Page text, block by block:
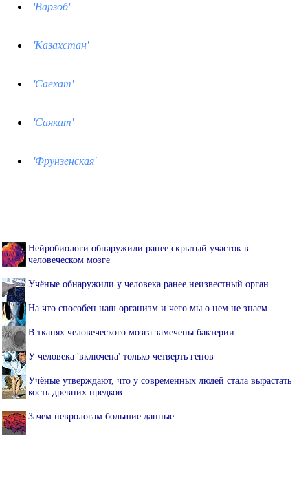
'Варзоб'
'Казахстан'
'Саехат'
'Саякат'
'Фрунзенская'
Нейробиологи обнаружили ранее скрытый участок в
человеческом мозге
Учёные обнаружили у человека ранее неизвестный орган
На что способен наш организм и чего мы о нем не знаем
В тканях человеческого мозга замечены бактерии
У человека 'включена' только четверть генов
Учёные утверждают, что у современных людей стала вырастать
кость древних предков
Зачем неврологам большие данные